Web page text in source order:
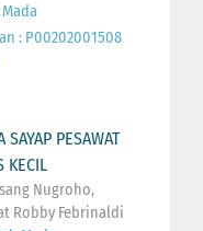
: P00202001508
PESAWAT
KECIL
Nugroho,
Robby Febrinaldi